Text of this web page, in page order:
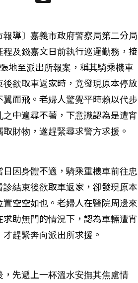
報導〕嘉義市政府警察局第二分局
及錢嘉文日前執行巡邏勤務，接
地至派出所報案，稱其騎乘機車
欲取車返家時，竟發現原本停放
而飛。老婦人驚覺平時賴以代步
中遍尋不著，下意識認為是遭宵
財物，遂趕緊尋求警方求援。
因身體不適，騎乘重機車前往忠
結束後欲取車返家，卻發現原本
空空如也。老婦人在醫院周邊來
助無門的情況下，認為車輛遭宵
趕緊奔向派出所求援。
，先遞上一杯溫水安撫其焦慮情